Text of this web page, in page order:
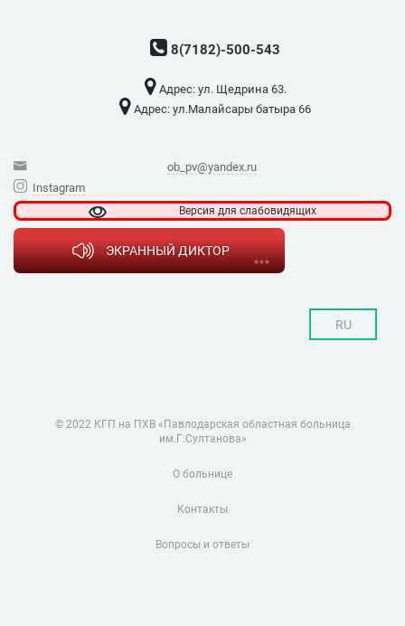
8(7182)-500-543
Адрес: ​ул. Щедрина 63.
Адрес: ​ул.Малайсары батыра 66
ob_pv@yandex.ru
Instagram
Версия для слабовидящих
ЭКРАННЫЙ ДИКТОР
RU
© 2022 КГП на ПХВ «Павлодарская областная больница
им.Г.Султанова»
О больнице
Контакты
Вопросы и ответы